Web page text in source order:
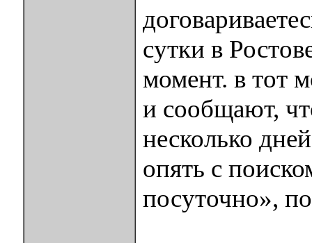
сутки в
момент. в тот
и сообщают,
несколько
опять с
посуточно»,